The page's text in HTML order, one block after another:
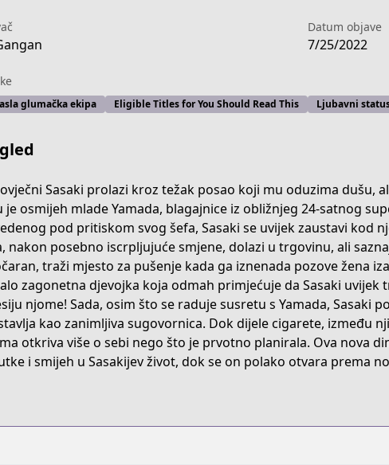
47a9-83e9-434ff671f968
behind-the-supermarket-with-you
Datum objave
7/25/2022
glumačka ekipa Eligible Titles for You Should Read This Ljubavni
Sasaki prolazi kroz težak posao koji mu oduzima dušu,
je osmijeh mlade Yamada, blagajnice iz obližnjeg 24-satnog
pod pritiskom svog šefa, Sasaki se uvijek zaustavi kod
nakon posebno iscrpljujuće smjene, dolazi u trgovinu, ali
traži mjesto za pušenje kada ga iznenada pozove žena
zagonetna djevojka koja odmah primjećuje da Sasaki uvijek
njome! Sada, osim što se raduje susretu s Yamada, Sasaki
kao zanimljiva sugovornica. Dok dijele cigarete, između
otkriva više o sebi nego što je prvotno planirala. Ova nova
i smijeh u Sasakijev život, dok se on polako otvara prema